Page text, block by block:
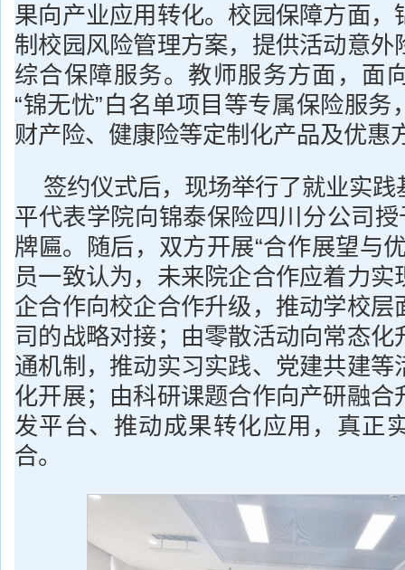
果向产业应用转化。校园保障方面，
制校园风险管理方案，提供活动意外
综合保障服务。教师服务方面，面
“锦无忧”白名单项目等专属保险服务
财产险、健康险等定制化产品及优惠
签约仪式后，现场举行了就业实
平代表学院向锦泰保险四川分公司授
牌匾。随后，双方开展“合作展望与
员一致认为，未来院企合作应着力实
企合作向校企合作升级，推动学校层
司的战略对接；由零散活动向常态化
通机制，推动实习实践、党建共建等
化开展；由科研课题合作向产研融合
发平台、推动成果转化应用，真正
合。